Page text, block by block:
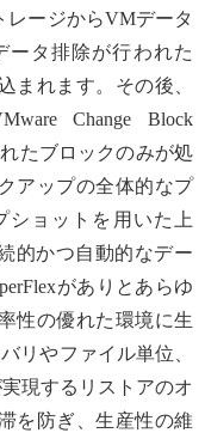
レージからVMデータ
ータ排除が行われた
まれます。その後、
Change Block
たブロックのみが処
アップの全体的なプ
ショットを用いた上
的かつ自動的なデー
がありとあらゆ
性の優れた環境に生
リやファイル単位、
現するリストアのオ
を防ぎ、生産性の維